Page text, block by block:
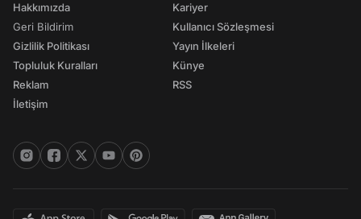
Hakkımızda
Geri Bildirim
Gizlilik Politikası
Topluluk Kuralları
Reklam
İletişim
Kariyer
Kullanıcı Sözleşmesi
Yayın İlkeleri
Künye
RSS